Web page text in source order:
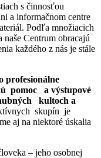
s činnosťou
a informačnom centre
Podľa množiacich
Centrum obracajú
každého z nás je stále
profesionálne
pomoc a výstupové
kultoch a
skupín je
aj na niektoré úskalia
– jeho osobnej